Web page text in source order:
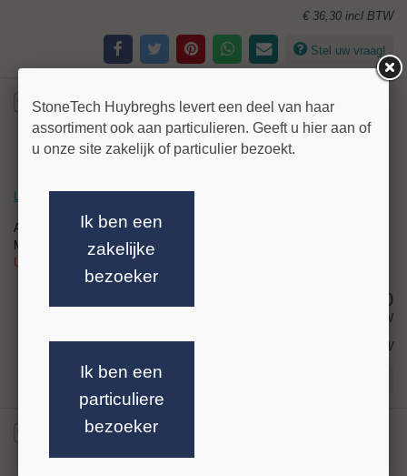
€ 36,30 incl BTW
Stel uw vraag!
Artikelnr:
042138
Merk: Akemi
UFI code: DGCY-RV0Q-611Y-1PHU
29,00
excl BTW
incl BTW
StoneTech Huybreghs levert een deel van haar
assortiment ook aan particulieren. Geeft u hier aan of
u onze site zakelijk of particulier bezoekt.
Ik ben een
zakelijke
bezoeker
Ik ben een
particuliere
bezoeker